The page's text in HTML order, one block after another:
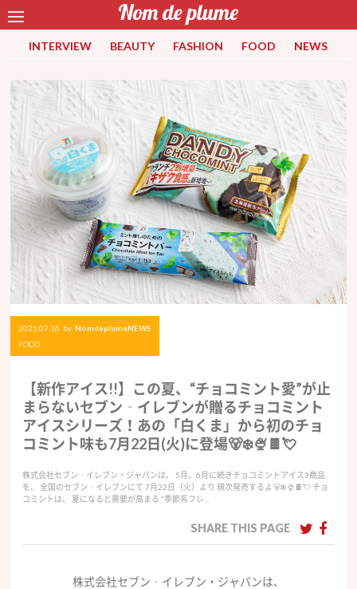
INTERVIEW BEAUTY FASHION FOOD NEWS
2025.07.16 by NomdeplumeNEWS
FOOD
【新作アイス!!】この夏、“チョコミント愛”が止
まらないセブン‐イレブンが贈るチョコミント
アイスシリーズ！あの「白くま」から初のチョ
コミント味も7月22日(火)に登場🐻‍❄️🍨🍫💘
株式会社セブン‐イレブン・ジャパンは、 5月、6月に続きチョコミントアイス3商品
を、 全国のセブン‐イレブンにて 7月22日（火）より 順次発売するよ🐻‍❄️🍨🍫💘 チョ
コミントは、 夏になると需要が高まる “季節系フレ…
SHARE THIS PAGE
株式会社セブン‐イレブン・ジャパンは、